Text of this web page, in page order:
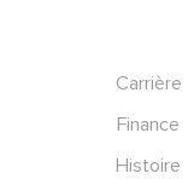
Carrière
Finance
Histoire